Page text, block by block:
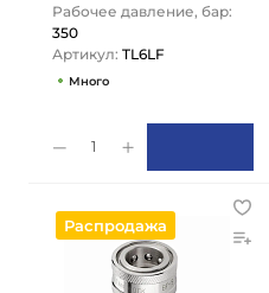
Рабочее давление, бар:
350
Артикул: TL6LF
Много
1
Распродажа